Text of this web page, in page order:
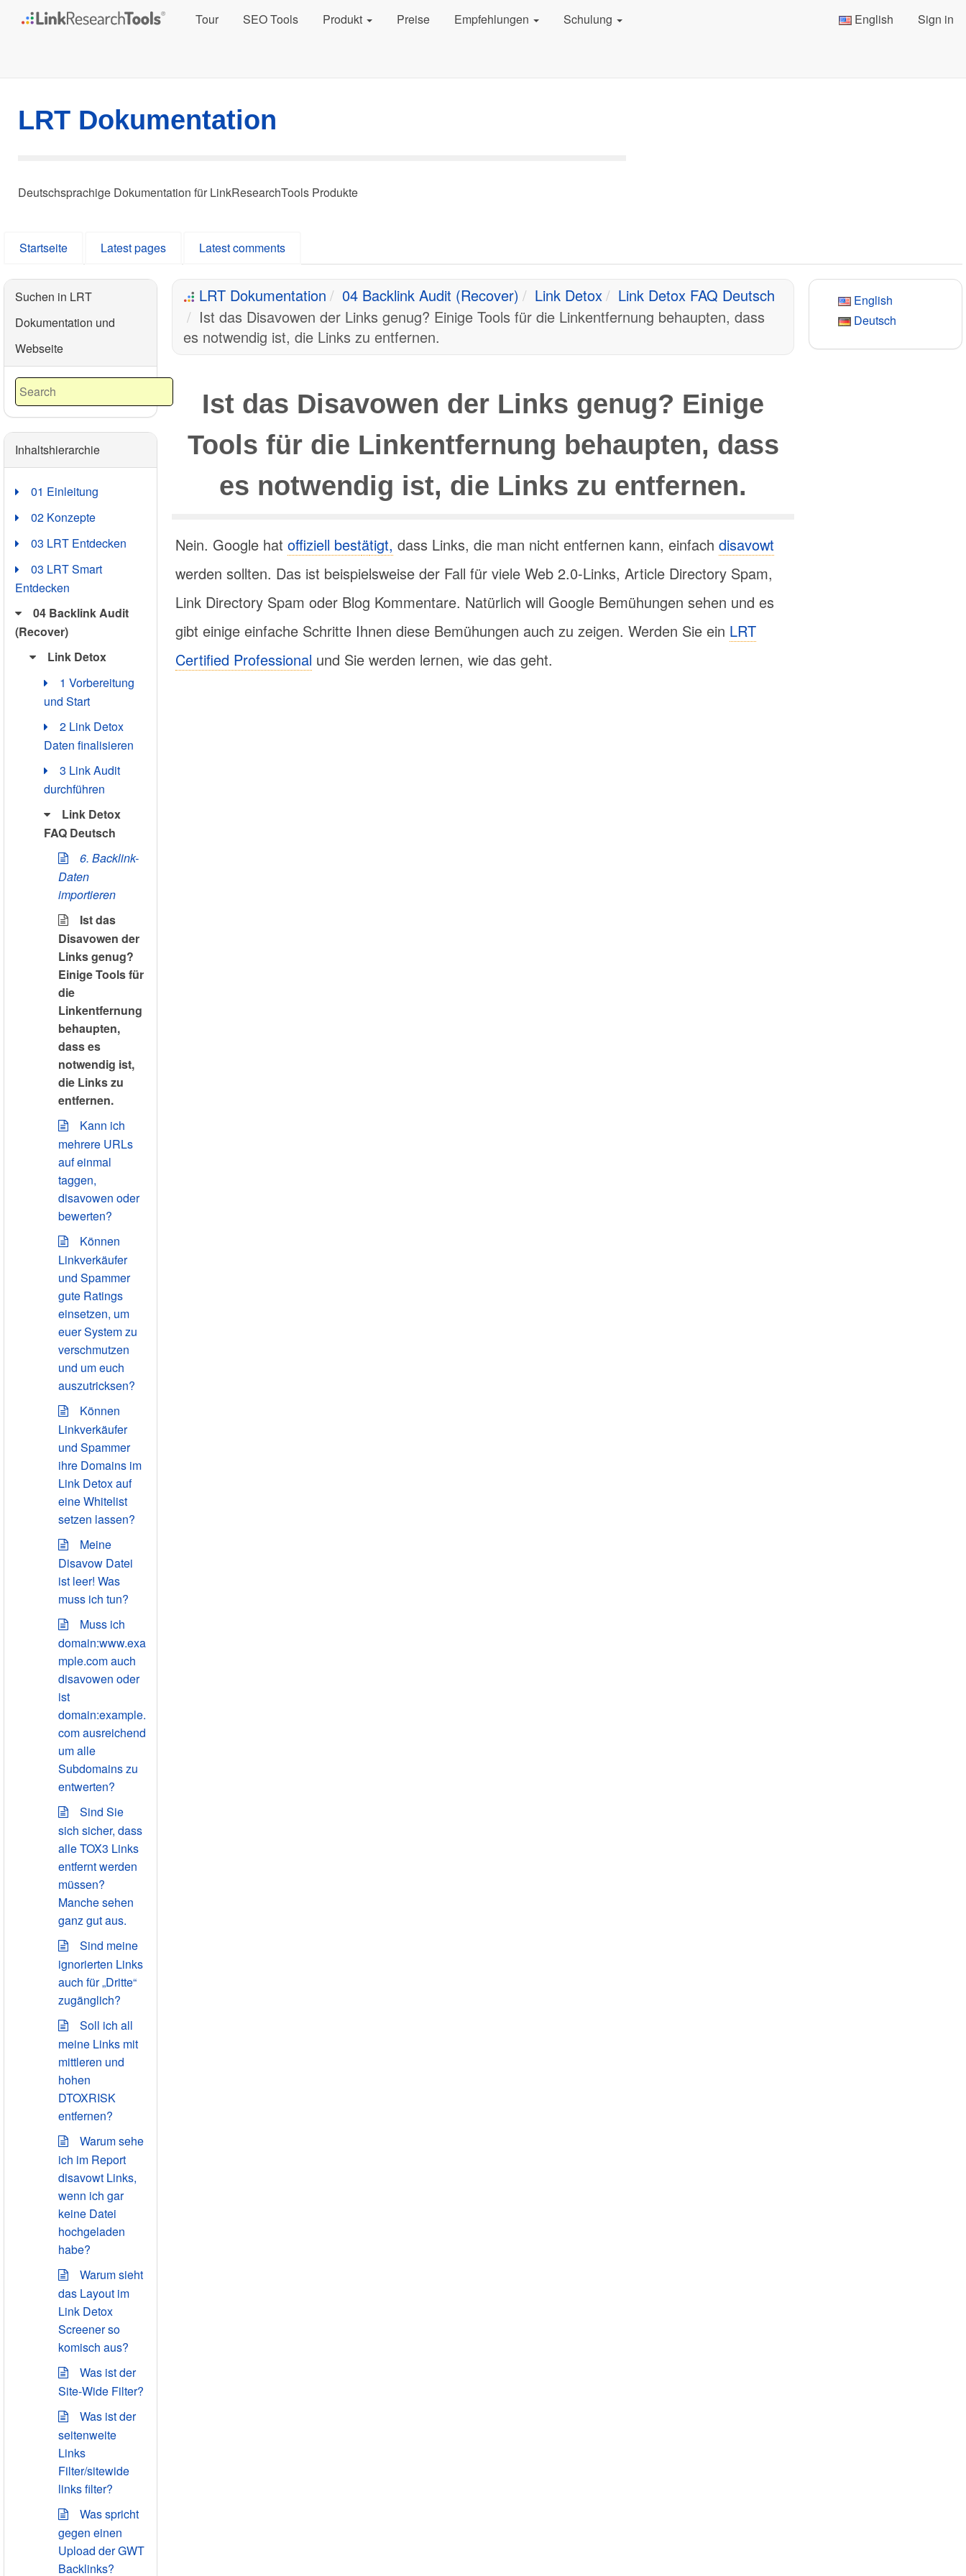
Tour SEO Tools Produkt Preise Empfehlungen Schulung English Sign in
LRT Dokumentation
Deutschsprachige Dokumentation für LinkResearchTools Produkte
Startseite Latest pages Latest comments
English
Deutsch
LRT Dokumentation 04 Backlink Audit (Recover) Link Detox
Link Detox FAQ Deutsch
Ist das Disavowen der Links genug? Einige Tools für die Linkentfernung behaupten, dass
es notwendig ist, die Links zu entfernen.
Ist das Disavowen der Links genug? Einige
Tools für die Linkentfernung behaupten, dass
es notwendig ist, die Links zu entfernen.
Nein. Google hat offiziell bestätigt, dass Links, die man nicht entfernen kann, einfach disavowt
werden sollten. Das ist beispielsweise der Fall für viele Web 2.0-Links, Article Directory Spam,
Link Directory Spam oder Blog Kommentare. Natürlich will Google Bemühungen sehen und es
gibt einige einfache Schritte Ihnen diese Bemühungen auch zu zeigen. Werden Sie ein LRT
Certified Professional und Sie werden lernen, wie das geht.
Suchen in LRT
Dokumentation und
Webseite
Inhaltshierarchie
01 Einleitung
02 Konzepte
03 LRT Entdecken
03 LRT Smart
Entdecken
04 Backlink Audit
(Recover)
Link Detox
1 Vorbereitung
und Start
2 Link Detox
Daten finalisieren
3 Link Audit
durchführen
Link Detox
FAQ Deutsch
6. Backlink-
Daten
importieren
Ist das
Disavowen der
Links genug?
Einige Tools für
die
Linkentfernung
behaupten,
dass es
notwendig ist,
die Links zu
entfernen.
Kann ich
mehrere URLs
auf einmal
taggen,
disavowen oder
bewerten?
Können
Linkverkäufer
und Spammer
gute Ratings
einsetzen, um
euer System zu
verschmutzen
und um euch
auszutricksen?
Können
Linkverkäufer
und Spammer
ihre Domains im
Link Detox auf
eine Whitelist
setzen lassen?
Meine
Disavow Datei
ist leer! Was
muss ich tun?
Muss ich
domain:www.exa
mple.com auch
disavowen oder
ist
domain:example.
com ausreichend
um alle
Subdomains zu
entwerten?
Sind Sie
sich sicher, dass
alle TOX3 Links
entfernt werden
müssen?
Manche sehen
ganz gut aus.
Sind meine
ignorierten Links
auch für „Dritte“
zugänglich?
Soll ich all
meine Links mit
mittleren und
hohen
DTOXRISK
entfernen?
Warum sehe
ich im Report
disavowt Links,
wenn ich gar
keine Datei
hochgeladen
habe?
Warum sieht
das Layout im
Link Detox
Screener so
komisch aus?
Was ist der
Site-Wide Filter?
Was ist der
seitenweite
Links
Filter/sitewide
links filter?
Was spricht
gegen einen
Upload der GWT
Backlinks?